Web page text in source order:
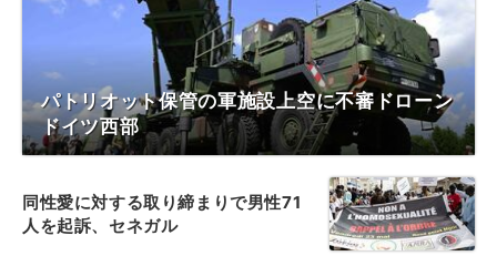
パトリオット保管の軍施設上空に不審ドローン
ドイツ西部
同性愛に対する取り締まりで男性71
人を起訴、セネガル